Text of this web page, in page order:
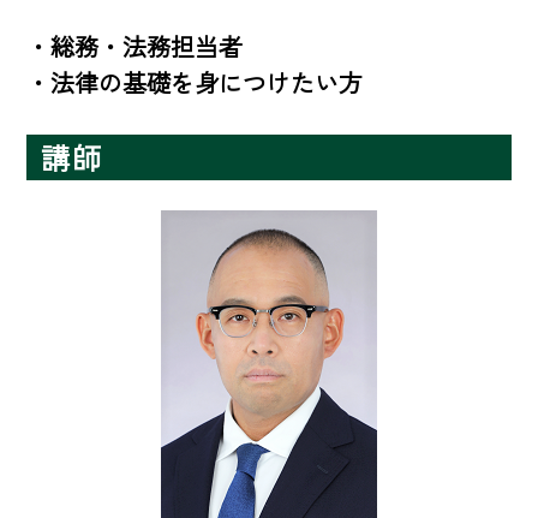
・総務・法務担当者
・法律の基礎を身につけたい方
講師